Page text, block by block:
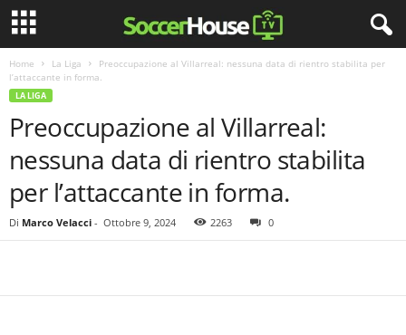
Home La Liga
Preoccupazione al Villarreal: nessuna data di rientro stabilita per
l’attaccante in forma.
LA LIGA
Preoccupazione al Villarreal:
nessuna data di rientro stabilita
per l’attaccante in forma.
Di Marco Velacci - Ottobre 9, 2024 2263 0